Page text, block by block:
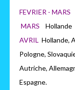
FEVRIER - MARS
MARS H
AVRIL
Pologne,
Autriche,